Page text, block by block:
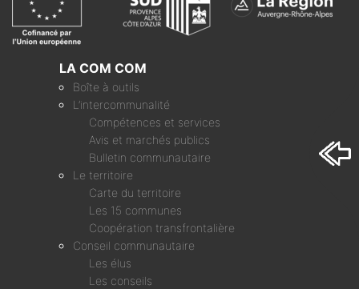
LA COM COM
Boîte à outils
L’intercommunalité
Compétences et services
Avis et marchés publics
Bulletin communautaire
Le territoire
Carte du territoire
Les 15 communes
Coopération transfrontalière
Conseil communautaire
Les élus
Les conseils